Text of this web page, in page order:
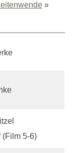
»
(Film 5-6)